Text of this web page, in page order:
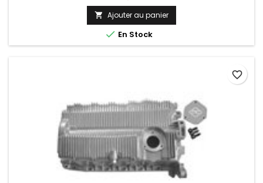
 Ajouter au panier
 En Stock
favorite_border